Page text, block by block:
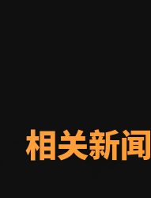
相关新闻